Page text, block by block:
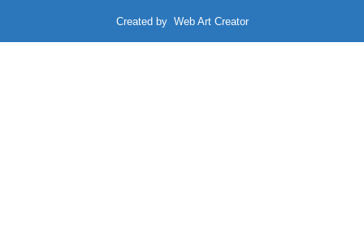
Created by Web Art Creator